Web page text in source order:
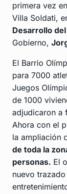
primera vez
Villa Soldati,
Desarrollo
Gobierno,
El Barrio
para 7000
Juegos
de 1000
adjudicaron a
Ahora con el
la ampliación
de toda la
personas. El
nuevo